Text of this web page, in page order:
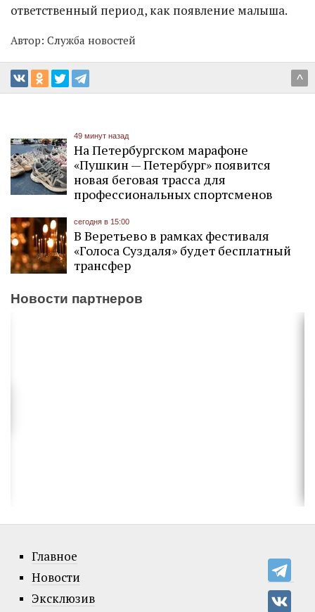
ответственный период, как появление малыша.
Автор: Служба новостей
^
49 минут назад
На Петербургском марафоне
«Пушкин — Петербург» появится
новая беговая трасса для
профессиональных спортсменов
сегодня в 15:00
В Веретьево в рамках фестиваля
«Голоса Суздаля» будет бесплатный
трансфер
Новости партнеров
Главное
Новости
Эксклюзив